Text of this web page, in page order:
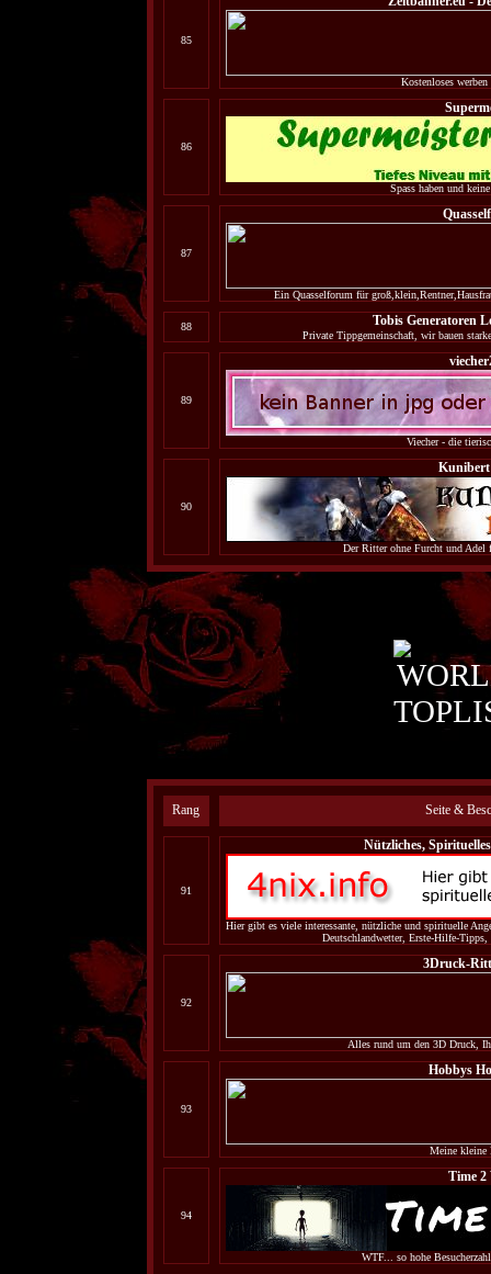
85
Kostenloses
86
Spass haben und
87
Ein Quasselforum für
88 Tobis Generatoren
Private Tippgemeinschaft, wir bauen
89
Viecher - die
90
Der Ritter ohne Furcht und
Rang Seite &
91
Nützliches,
Hier gibt es viele interessante, nützliche und spirituelle
Deutschlandwetter, Erste-Hilfe-
92
3Druck-
Alles rund um den 3D Druck,
93
Hobbys
Meine kleine
94
Time 2
WTF... so hohe